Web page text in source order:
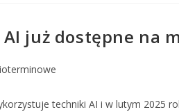
już dostępne na
techniki AI i w lutym 2025